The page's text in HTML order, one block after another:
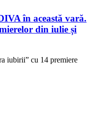
în această vară.
din iulie și
iubirii” cu 14 premiere